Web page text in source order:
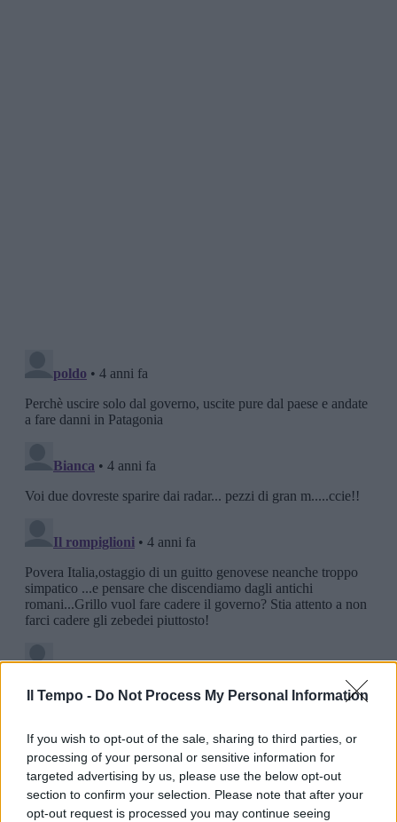
Il Tempo - Do Not Process My Personal Information
If you wish to opt-out of the sale, sharing to third parties, or
processing of your personal or sensitive information for
targeted advertising by us, please use the below opt-out
section to confirm your selection. Please note that after your
opt-out request is processed you may continue seeing